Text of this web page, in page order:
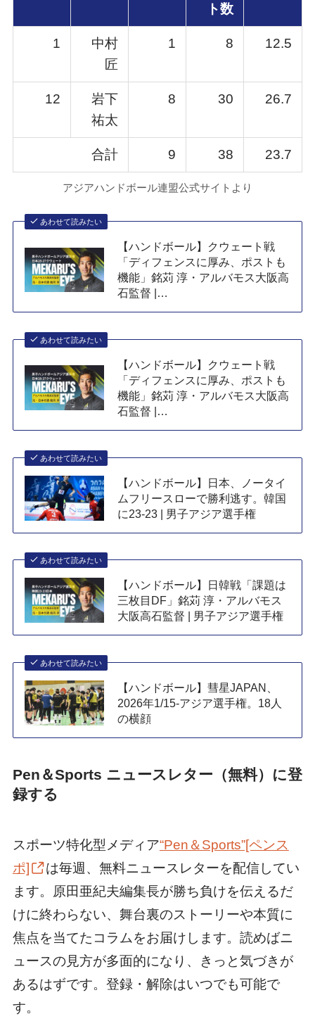
ト数
1
中村
匠
1 8 12.5
12
岩下
祐太
8 30 26.7
合計 9 38 23.7
アジアハンドボール連盟公式サイトより
あわせて読みたい
【ハンドボール】クウェート戦
「ディフェンスに厚み、ポストも
機能」銘苅 淳・アルバモス大阪高
石監督 |…
あわせて読みたい
【ハンドボール】クウェート戦
「ディフェンスに厚み、ポストも
機能」銘苅 淳・アルバモス大阪高
石監督 |…
あわせて読みたい
【ハンドボール】日本、ノータイ
ムフリースローで勝利逃す。韓国
に23-23 | 男子アジア選手権
あわせて読みたい
【ハンドボール】日韓戦「課題は
三枚目DF」銘苅 淳・アルバモス
大阪高石監督 | 男子アジア選手権
あわせて読みたい
【ハンドボール】彗星JAPAN、
2026年1/15-アジア選手権。18人
の横顔
Pen＆Sports ニュースレター（無料）に登
録する
スポーツ特化型メディア“Pen＆Sports”[ペンス
ポ]
は毎週、無料ニュースレターを配信してい
ます。原田亜紀夫編集長が勝ち負けを伝えるだ
けに終わらない、舞台裏のストーリーや本質に
焦点を当てたコラムをお届けします。読めばニ
ュースの見方が多面的になり、きっと気づきが
あるはずです。登録・解除はいつでも可能で
す。